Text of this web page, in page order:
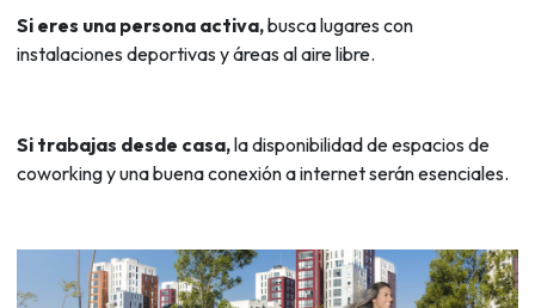
Si eres una persona activa,busca lugares con
instalaciones deportivas y áreas al aire libre.
Si trabajas desde casa,la disponibilidad de espacios de
coworking y una buena conexión a internet serán esenciales.